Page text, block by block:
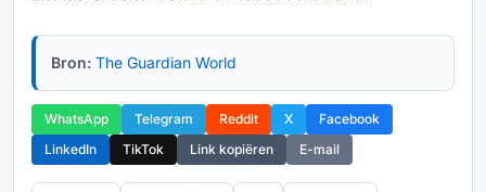
Bron: The Guardian World
WhatsApp Telegram Reddit X
Facebook
LinkedIn
TikTok Link kopiëren E-mail